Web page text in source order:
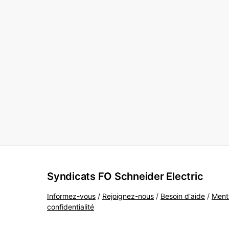
Syndicats FO Schneider Electric
Informez-vous / Rejoignez-nous / Besoin d'aide /
confidentialité